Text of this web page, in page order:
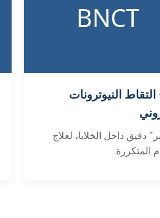
BNCT
النيوترونات
دقيق داخل الخلايا، لعلاج
المتكررة